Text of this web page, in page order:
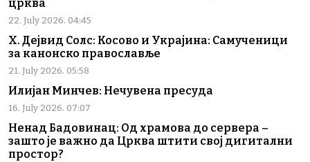
црква
22. July 2026. 04:45
Х. Дејвид Солс: Косово и Украјина: Самученици
за канонско православље
21. July 2026. 05:58
Илијан Минчев: Нечувена пресуда
16. July 2026. 07:07
Ненад Бадовинац: Од храмова до сервера –
зашто је важно да Црква штити свој дигитални
простор?